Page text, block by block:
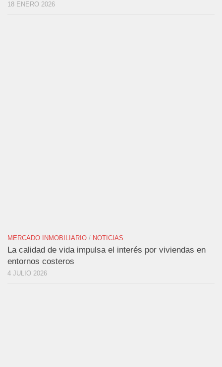
18 ENERO 2026
MERCADO INMOBILIARIO / NOTICIAS
La calidad de vida impulsa el interés por viviendas en
entornos costeros
4 JULIO 2026